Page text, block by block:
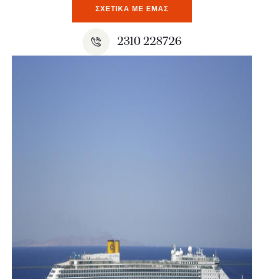
ΣΧΕΤΙΚΆ ΜΕ ΕΜΆΣ
2310 228726